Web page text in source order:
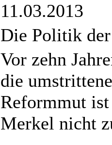
11.03.2013
Die Politik
Vor zehn
die
Reformmut
Merkel nicht